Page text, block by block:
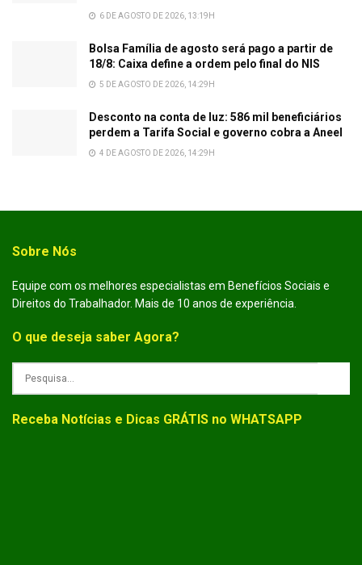
6 DE AGOSTO DE 2026, 13:19H
Bolsa Família de agosto será pago a partir de
18/8: Caixa define a ordem pelo final do NIS
5 DE AGOSTO DE 2026, 14:29H
Desconto na conta de luz: 586 mil beneficiários
perdem a Tarifa Social e governo cobra a Aneel
4 DE AGOSTO DE 2026, 14:29H
Sobre Nós
Equipe com os melhores especialistas em Benefícios Sociais e
Direitos do Trabalhador. Mais de 10 anos de experiência.
O que deseja saber Agora?
Receba Notícias e Dicas GRÁTIS no WHATSAPP